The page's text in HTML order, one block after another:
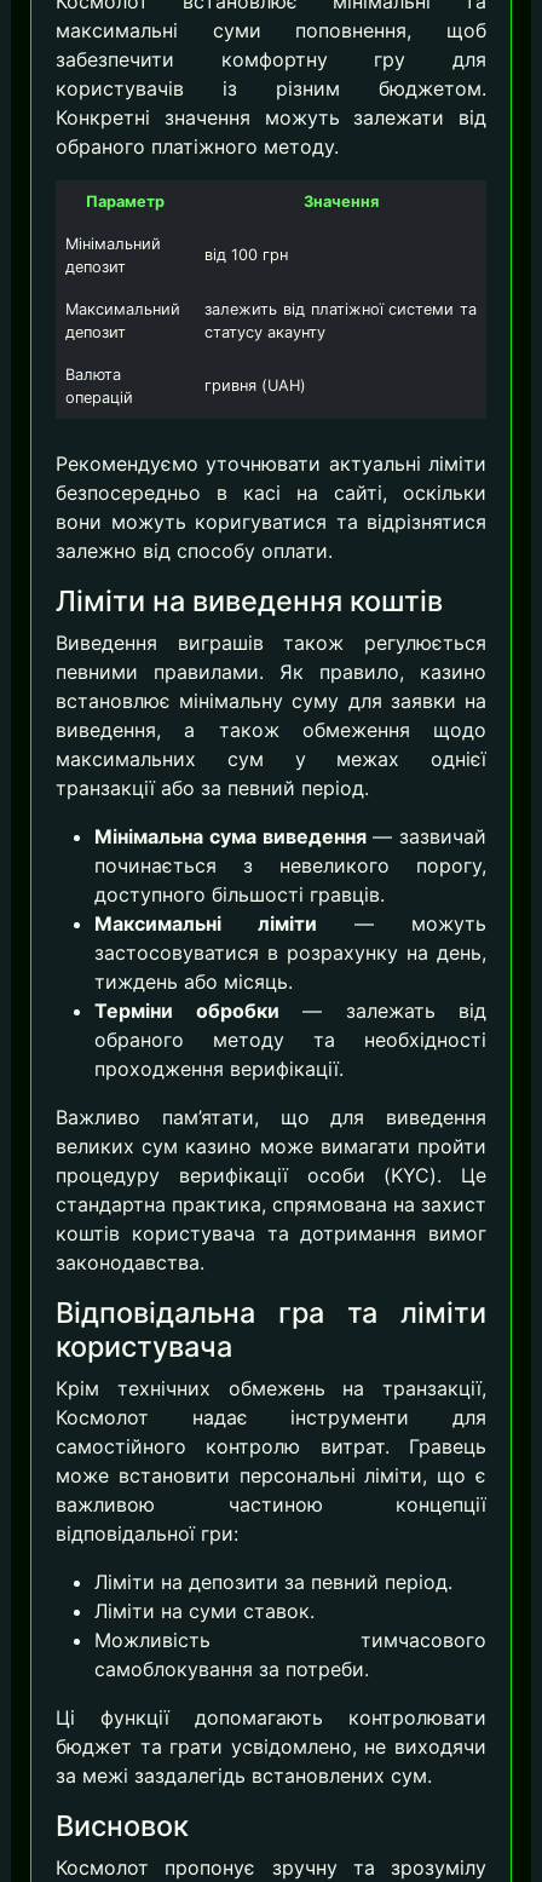
максимальні суми поповнення, щоб
забезпечити комфортну гру для
користувачів із різним бюджетом.
Конкретні значення можуть залежати від
обраного платіжного методу.
Параметр Значення
Мінімальний
депозит
від 100 грн
Максимальний
депозит
залежить від платіжної системи та
статусу акаунту
Валюта
операцій
гривня (UAH)
Рекомендуємо уточнювати актуальні ліміти
безпосередньо в касі на сайті, оскільки
вони можуть коригуватися та відрізнятися
залежно від способу оплати.
Ліміти на виведення коштів
Виведення виграшів також регулюється
певними правилами. Як правило, казино
встановлює мінімальну суму для заявки на
виведення, а також обмеження щодо
максимальних сум у межах однієї
транзакції або за певний період.
Мінімальна сума виведення— зазвичай
починається з невеликого порогу,
доступного більшості гравців.
Максимальні ліміти — можуть
застосовуватися в розрахунку на день,
тиждень або місяць.
Терміни обробки — залежать від
обраного методу та необхідності
проходження верифікації.
Важливо пам’ятати, що для виведення
великих сум казино може вимагати пройти
процедуру верифікації особи (KYC). Це
стандартна практика, спрямована на захист
коштів користувача та дотримання вимог
законодавства.
Відповідальна гра та ліміти
користувача
Крім технічних обмежень на транзакції,
Космолот надає інструменти для
самостійного контролю витрат. Гравець
може встановити персональні ліміти, що є
важливою частиною концепції
відповідальної гри:
Ліміти на депозити за певний період.
Ліміти на суми ставок.
Можливість тимчасового
самоблокування за потреби.
Ці функції допомагають контролювати
бюджет та грати усвідомлено, не виходячи
за межі заздалегідь встановлених сум.
Висновок
Космолот пропонує зручну та зрозумілу